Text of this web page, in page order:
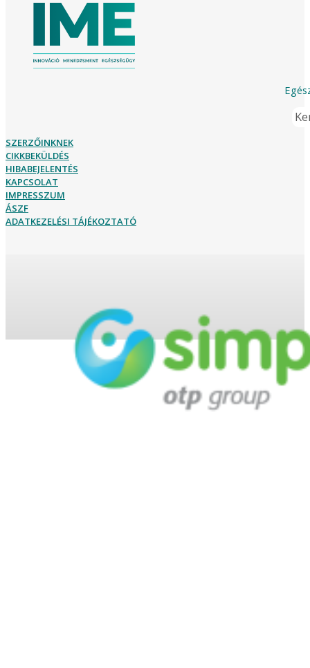
SZERZŐINKNEK
CIKKBEKÜLDÉS
HIBABEJELENTÉS
KAPCSOLAT
IMPRESSZUM
ÁSZF
ADATKEZELÉSI TÁJÉKOZTATÓ